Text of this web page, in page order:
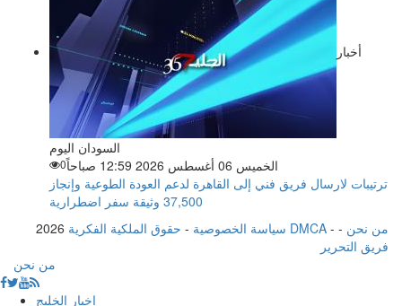
أخبار
السودان اليوم
الخميس 06 أغسطس 2026 12:59 صباحاً
0
ترتيبات لارسال فريق فني إلى القاهرة لدعم العودة الطوعية وإنجاز
37,500 وثيقة سفر اضطرارية
2026
سياسة الخصوصية - حقوق الملكية الفكرية DMCA - من نحن -
فريق التحرير
من نحن
اخبار الخليج